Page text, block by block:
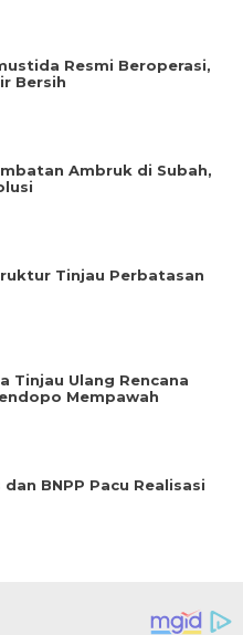
Resmi Beroperasi,
Bersih
Ambruk di Subah,
Tinjau Perbatasan
Tinjau Ulang Rencana
Mempawah
BNPP Pacu Realisasi